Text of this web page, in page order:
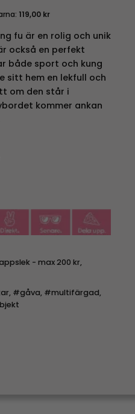
119,00 kr
fu är en rolig och unik
också en perfekt
både sport och kung
sitt hem en lekfull och
om den står i
kommer ankan
- max 200 kr,
, #gåva, #multifärgad,